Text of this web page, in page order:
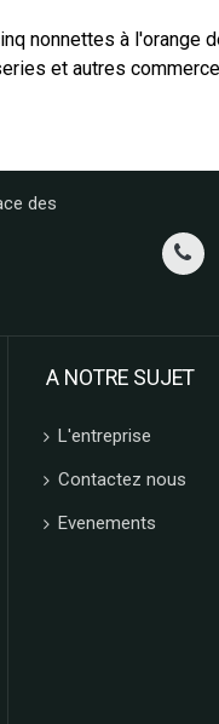
nonnettes à
et autres
des
A NOTRE SUJET
L'entreprise
Contactez nous
Evenements